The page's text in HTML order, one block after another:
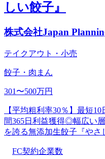
しい餃子』
株式会社Japan
テイクアウト・小売
餃子・肉まん
301〜500万円
【平均粗利率30％】最短
間365日利益獲得◎幅広い
を誇る無添加生餃子『やさ
FC契約企業数